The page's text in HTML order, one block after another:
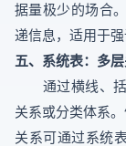
据量极少的场合
递信息，适用于
五、系统表：多
通过横线、括
关系或分类体系
关系可通过系统